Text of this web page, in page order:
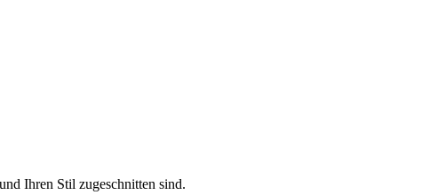
Ihren Stil zugeschnitten sind.